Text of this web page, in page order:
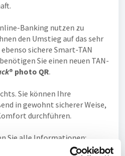
Banking nutzen zu
den Umstieg auf das sehr
sichere Smart-TAN
Sie einen neuen TAN-
k® photo QR.
Sie können Ihre
in gewohnt sicherer Weise,
durchführen.
Sie alle Informationen: